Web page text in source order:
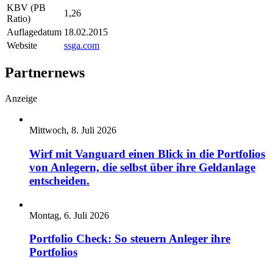
KBV (PB
Ratio)
1,26
Auflagedatum 18.02.2015
Website
ssga.com
Partnernews
Anzeige
Mittwoch, 8. Juli 2026
Wirf mit Vanguard einen Blick in die Portfolios
von Anlegern, die selbst über ihre Geldanlage
entscheiden.
Montag, 6. Juli 2026
Portfolio Check: So steuern Anleger ihre
Portfolios